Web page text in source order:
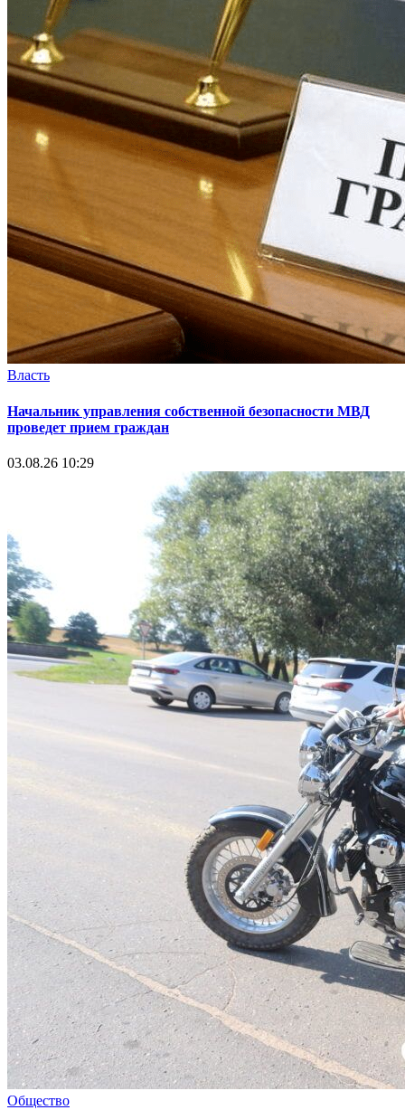
Власть
Начальник управления собственной безопасности МВД
проведет прием граждан
03.08.26 10:29
Общество